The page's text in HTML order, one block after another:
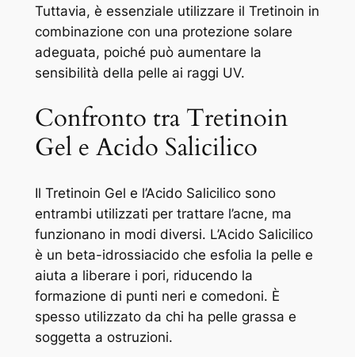
Tuttavia, è essenziale utilizzare il Tretinoin in
combinazione con una protezione solare
adeguata, poiché può aumentare la
sensibilità della pelle ai raggi UV.
Confronto tra Tretinoin
Gel e Acido Salicilico
Il Tretinoin Gel e l’Acido Salicilico sono
entrambi utilizzati per trattare l’acne, ma
funzionano in modi diversi. L’Acido Salicilico
è un beta-idrossiacido che esfolia la pelle e
aiuta a liberare i pori, riducendo la
formazione di punti neri e comedoni. È
spesso utilizzato da chi ha pelle grassa e
soggetta a ostruzioni.